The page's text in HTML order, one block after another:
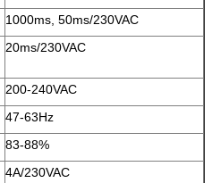
1000ms, 50ms/230VAC
20ms/230VAC
200-240VAC
47-63Hz
83-88%
4A/230VAC